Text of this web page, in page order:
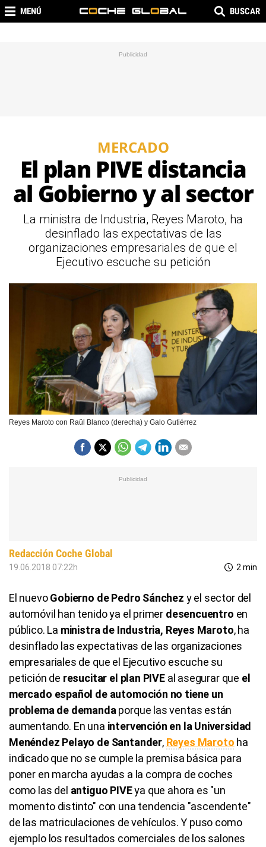
MENÚ BUSCAR
MERCADO
El plan PIVE distancia
al Gobierno y al sector
La ministra de Industria, Reyes Maroto, ha
desinflado las expectativas de las
organizaciones empresariales de que el
Ejecutivo escuche su petición
Reyes Maroto con Raül Blanco (derecha) y Galo Gutiérrez
Redacción Coche Global
19.06.2018 07:22h 2 min
El nuevoGobierno de Pedro Sánchez y el sector del
automóvil han tenido ya el primer desencuentro en
público. La ministra de Industria, Reyes Maroto, ha
desinflado las expectativas de las organizaciones
empresariales de que el Ejecutivo escuche su
petición de resucitar el plan PIVE al asegurar que el
mercado español de automoción no tiene un
problema de demanda porque las ventas están
aumentando. En una intervención en la Universidad
Menéndez Pelayo de Santander, Reyes Maroto ha
indicado que no se cumple la premisa básica para
poner en marcha ayudas a la compra de coches
como las del antiguo PIVEya que ahora es "un
momento distinto" con una tendencia "ascendente"
de las matriculaciones de vehículos. Y puso como
ejemplo los resultados comerciales de los salones